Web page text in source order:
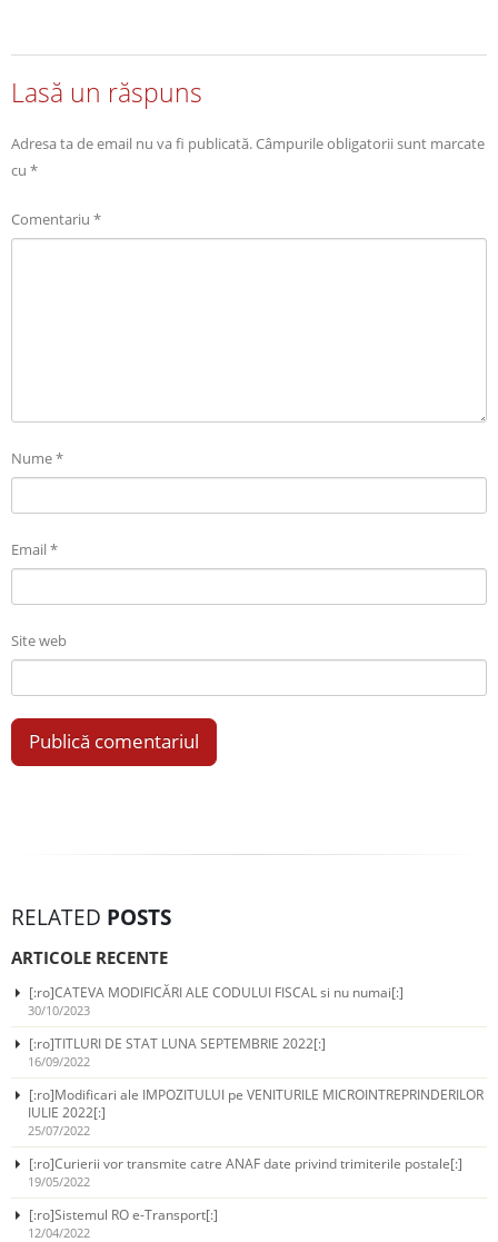
Lasă un răspuns
Adresa ta de email nu va fi publicată.Câmpurile obligatorii sunt marcate
cu *
Comentariu *
Nume*
Email*
Site web
RELATED POSTS
ARTICOLE RECENTE
[:ro]CATEVA MODIFICĂRI ALE CODULUI FISCAL si nu numai[:]
30/10/2023
[:ro]TITLURI DE STAT LUNA SEPTEMBRIE 2022[:]
16/09/2022
[:ro]Modificari ale IMPOZITULUI pe VENITURILE MICROINTREPRINDERILOR
IULIE 2022[:]
25/07/2022
[:ro]Curierii vor transmite catre ANAF date privind trimiterile postale[:]
19/05/2022
[:ro]Sistemul RO e-Transport[:]
12/04/2022